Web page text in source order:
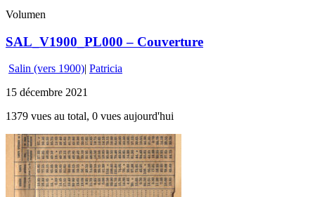
Volumen
SAL_V1900_PL000 – Couverture
Salin (vers 1900)| Patricia
15 décembre 2021
1379 vues au total, 0 vues aujourd'hui